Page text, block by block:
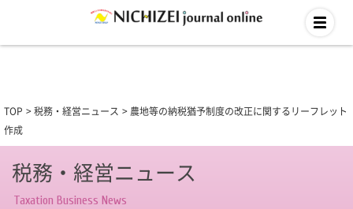
TOP 税務・経営ニュース
農地等の納税猶予制度の改正に関するリーフレット
作成
税務・経営ニュース
Taxation Business News